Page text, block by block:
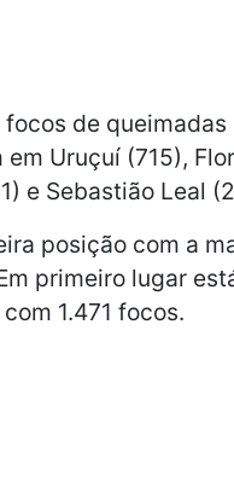
de queimadas
Uruçuí (715),
e Sebastião Leal
posição com a
primeiro lugar
1.471 focos.